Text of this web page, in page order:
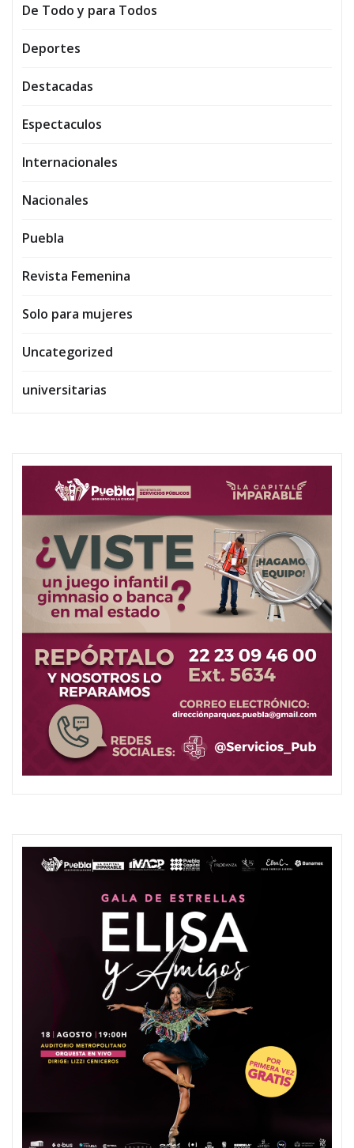
De Todo y para Todos
Deportes
Destacadas
Espectaculos
Internacionales
Nacionales
Puebla
Revista Femenina
Solo para mujeres
Uncategorized
universitarias